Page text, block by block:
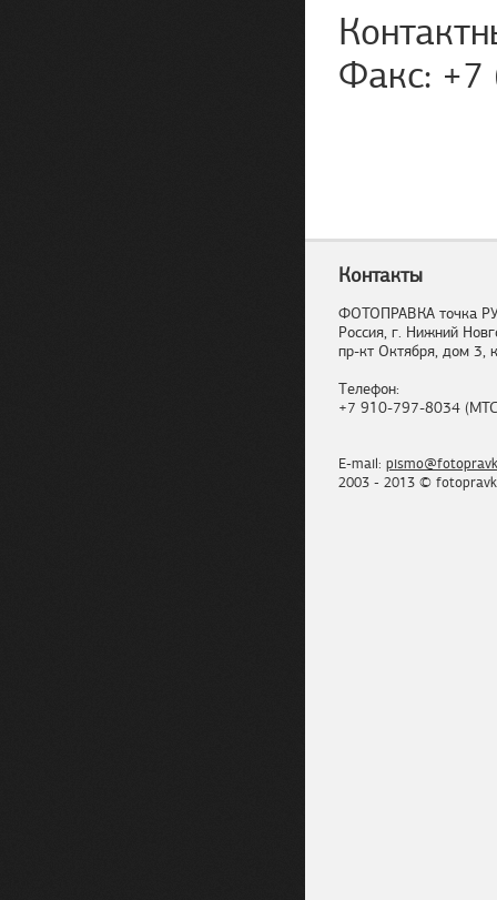
Факс:
Контакты
ФОТОПРАВКА точка
Россия, г. Нижний
пр-кт Октября, дом 3,
Телефон:
+7 910-797-8034
E-mail:
2003 - 2013 ©